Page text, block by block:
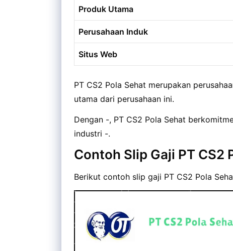
Produk Utama
Perusahaan Induk
Situs Web
PT CS2 Pola Sehat merupakan
utama dari perusahaan ini.
Dengan -, PT CS2 Pola Sehat
industri -.
Contoh Slip Gaji PT CS2
Berikut contoh slip gaji PT CS2 Pola